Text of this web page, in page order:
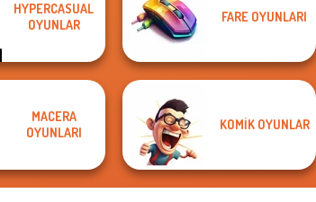
Guess Their
Answer
Stickman
Jailbreak Story
HYPERCASUAL
OYUNLAR
FARE OYUNLARI
MACERA
OYUNLARI
KOMIK OYUNLAR